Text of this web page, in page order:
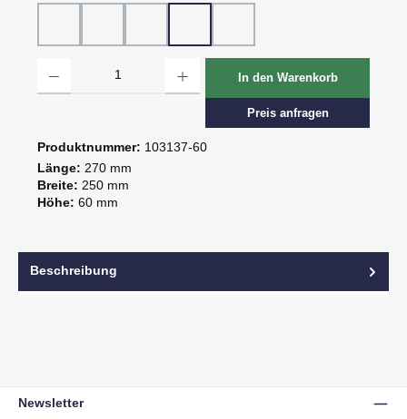
In den Warenkorb
Preis anfragen
Produktnummer: 103137-60
Länge: 270 mm
Breite: 250 mm
Höhe: 60 mm
Beschreibung
Newsletter